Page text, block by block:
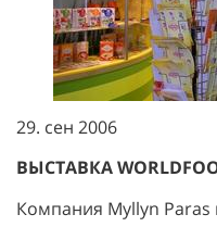
29. сен 2006
ВЫСТАВКА
Компания Myllyn Paras